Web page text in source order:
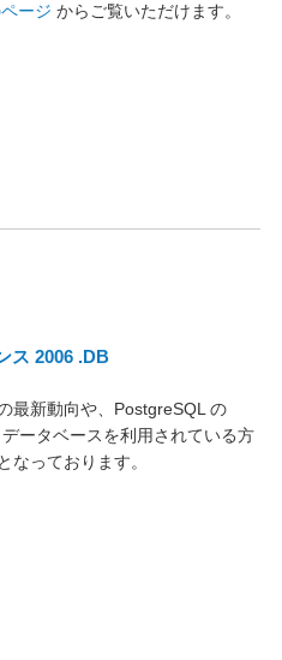
ージ からご覧いただけます。
ス 2006 .DB
最新動向や、PostgreSQL の
ータベースを利用されている方
なっております。